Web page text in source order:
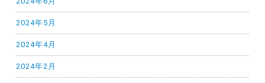
2024年5月
2024年4月
2024年2月